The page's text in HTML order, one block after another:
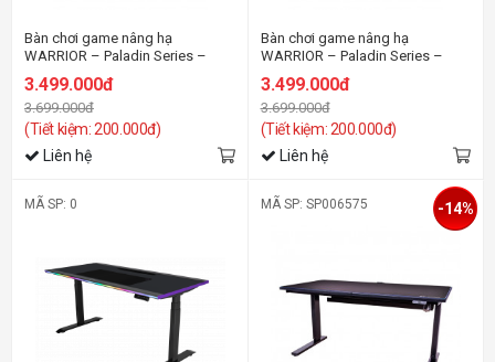
Bàn chơi game nâng hạ
WARRIOR – Paladin Series –
3.499.000đ
3.699.000đ
(Tiết kiệm: 200.000đ)
Liên hệ
Bàn chơi game nâng hạ
WARRIOR – Paladin Series –
3.499.000đ
3.699.000đ
(Tiết kiệm: 200.000đ)
Liên hệ
MÃ SP: 0 MÃ SP: SP006575 -14%